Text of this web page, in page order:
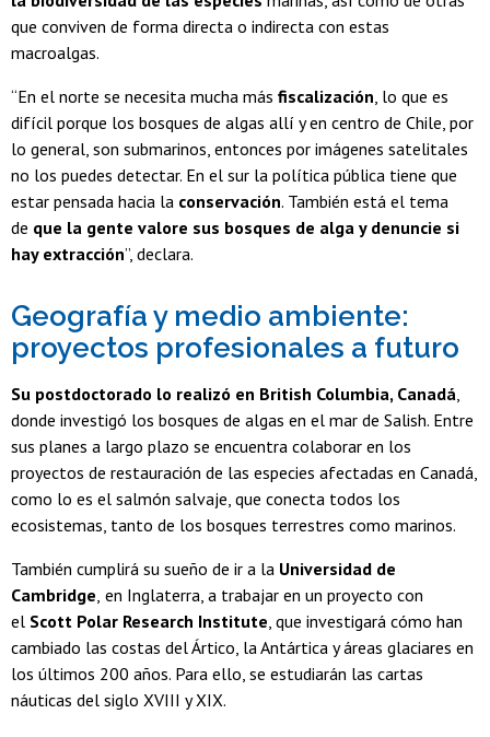
que conviven de forma directa o indirecta con estas
macroalgas.
“En el norte se necesita mucha más fiscalización, lo que es
difícil porque los bosques de algas allí y en centro de Chile, por
lo general, son submarinos, entonces por imágenes satelitales
no los puedes detectar. En el sur la política pública tiene que
estar pensada hacia la conservación. También está el tema
de que la gente valore sus bosques de alga y denuncie si
hay extracción”, declara.
Geografía y medio ambiente:
proyectos profesionales a futuro
Su postdoctorado lo realizó en British Columbia, Canadá,
donde investigó los bosques de algas en el mar de Salish. Entre
sus planes a largo plazo se encuentra colaborar en los
proyectos de restauración de las especies afectadas en Canadá,
como lo es el salmón salvaje, que conecta todos los
ecosistemas, tanto de los bosques terrestres como marinos.
También cumplirá su sueño de ir a la Universidad de
Cambridge, en Inglaterra, a trabajar en un proyecto con
el Scott Polar Research Institute, que investigará cómo han
cambiado las costas del Ártico, la Antártica y áreas glaciares en
los últimos 200 años. Para ello, se estudiarán las cartas
náuticas del siglo XVIII y XIX.